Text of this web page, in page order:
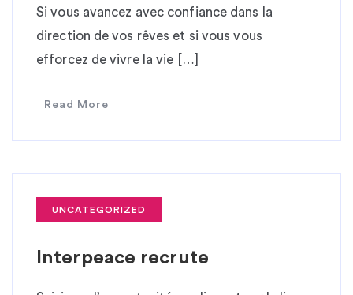
Si vous avancez avec confiance dans la
direction de vos rêves et si vous vous
efforcez de vivre la vie […]
Read More
UNCATEGORIZED
Interpeace recrute